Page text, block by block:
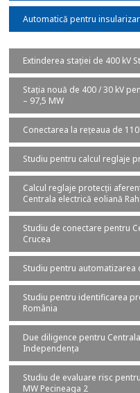
Automatică pentru
Extinderea stației de 400 kV
Stația nouă de 400 / 30 kV
– 97,5 MW
Conectarea la rețeaua de
Studiu pentru calcul reglaje
Calcul reglaje protecții
Centrala electrică eoliană
Studiu de conectare pentru
Crucea
Studiu pentru automatizarea
Studiu pentru identificarea
România
Due diligence pentru
Independența
Studiu de evaluare risc
MW Pecineaga 2